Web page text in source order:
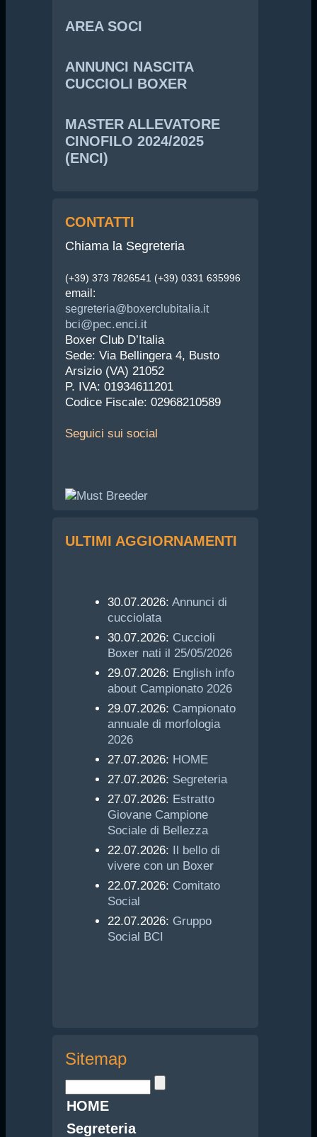
AREA SOCI
ANNUNCI NASCITA
CUCCIOLI BOXER
MASTER ALLEVATORE
CINOFILO 2024/2025
(ENCI)
CONTATTI
Chiama la Segreteria
(+39) 373 7826541 (+39) 0331 635996
email:
segreteria@boxerclubitalia.it
bci@pec.enci.it
Boxer Club D’Italia
Sede: Via Bellingera 4, Busto
Arsizio (VA) 21052
P. IVA: 01934611201
Codice Fiscale: 02968210589
Seguici sui social
ULTIMI AGGIORNAMENTI
30.07.2026: Annunci di
cucciolata
30.07.2026: Cuccioli
Boxer nati il 25/05/2026
29.07.2026: English info
about Campionato 2026
29.07.2026: Campionato
annuale di morfologia
2026
27.07.2026: HOME
27.07.2026: Segreteria
27.07.2026: Estratto
Giovane Campione
Sociale di Bellezza
22.07.2026: Il bello di
vivere con un Boxer
22.07.2026: Comitato
Social
22.07.2026: Gruppo
Social BCI
Sitemap
HOME
Segreteria